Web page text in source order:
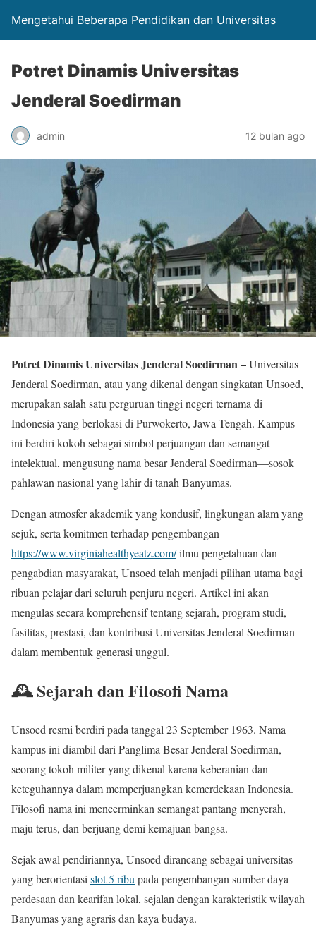
Mengetahui Beberapa Pendidikan dan Universitas
Potret Dinamis Universitas
Jenderal Soedirman
admin 12 bulan ago
Potret Dinamis Universitas Jenderal Soedirman –Universitas
Jenderal Soedirman, atau yang dikenal dengan singkatan Unsoed,
merupakan salah satu perguruan tinggi negeri ternama di
Indonesia yang berlokasi di Purwokerto, Jawa Tengah. Kampus
ini berdiri kokoh sebagai simbol perjuangan dan semangat
intelektual, mengusung nama besar Jenderal Soedirman—sosok
pahlawan nasional yang lahir di tanah Banyumas.
Dengan atmosfer akademik yang kondusif, lingkungan alam yang
sejuk, serta komitmen terhadap pengembangan
https://www.virginiahealthyeatz.com/ilmu pengetahuan dan
pengabdian masyarakat, Unsoed telah menjadi pilihan utama bagi
ribuan pelajar dari seluruh penjuru negeri. Artikel ini akan
mengulas secara komprehensif tentang sejarah, program studi,
fasilitas, prestasi, dan kontribusi Universitas Jenderal Soedirman
dalam membentuk generasi unggul.
🕰️ Sejarah dan Filosofi Nama
Unsoed resmi berdiri pada tanggal 23 September 1963. Nama
kampus ini diambil dari Panglima Besar Jenderal Soedirman,
seorang tokoh militer yang dikenal karena keberanian dan
keteguhannya dalam memperjuangkan kemerdekaan Indonesia.
Filosofi nama ini mencerminkan semangat pantang menyerah,
maju terus, dan berjuang demi kemajuan bangsa.
Sejak awal pendiriannya, Unsoed dirancang sebagai universitas
yang berorientasi slot 5 ribu pada pengembangan sumber daya
perdesaan dan kearifan lokal, sejalan dengan karakteristik wilayah
Banyumas yang agraris dan kaya budaya.